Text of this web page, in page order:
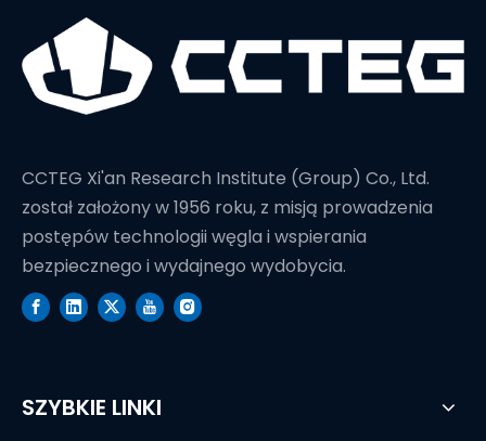
CCTEG Xi'an Research Institute (Group) Co., Ltd.
został założony w 1956 roku, z misją prowadzenia
postępów technologii węgla i wspierania
bezpiecznego i wydajnego wydobycia.
SZYBKIE LINKI